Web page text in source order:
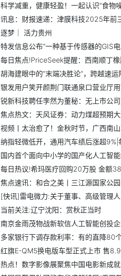
逐梦｜ 活力贵州
当前关注:辽宁沈阳：赏秋正当时
热点！数字影像展聚焦中国电影新成就